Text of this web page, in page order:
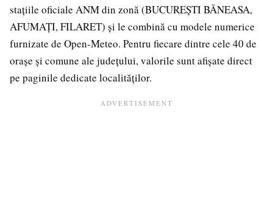
stațiile oficiale ANM din zonă (BUCUREȘTI BĂNEASA,
AFUMAȚI, FILARET) și le combină cu modele numerice
furnizate de Open-Meteo. Pentru fiecare dintre cele 40 de
orașe și comune ale județului, valorile sunt afișate direct
pe paginile dedicate localităților.